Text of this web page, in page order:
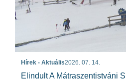
Hírek - Aktuális2026. 07. 14.
Elindult A Mátraszentistváni